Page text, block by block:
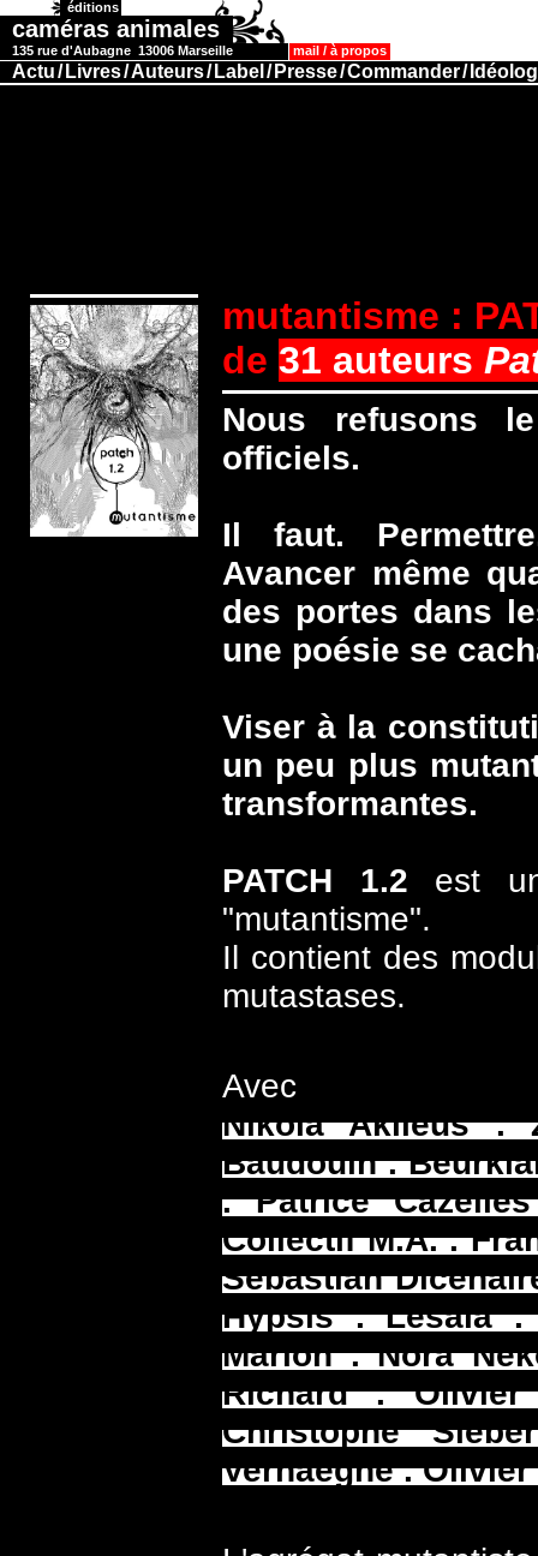
éditions
caméras animales
135 rue d'Aubagne 13006 Marseille mail / à propos
Actu/ Livres/Auteurs/ Label / Presse/Commander/
mutantisme :
de 31 auteurs
Nous refusons
officiels.
Il faut.
Avancer même
des portes dans
une poésie se
Viser à la
un peu plus
transformantes.
PATCH 1.2 est
"mutantisme".
Il contient des
mutastases.
Avec
Nikola Akileus .
Baudouin .
. Patrice
Collectif M.A. .
Sebastian
Hypsis . Lesala .
Marion . Nora
Richard .
Christophe
Verhaeghe .